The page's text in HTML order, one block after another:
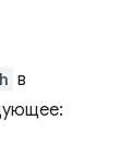
в